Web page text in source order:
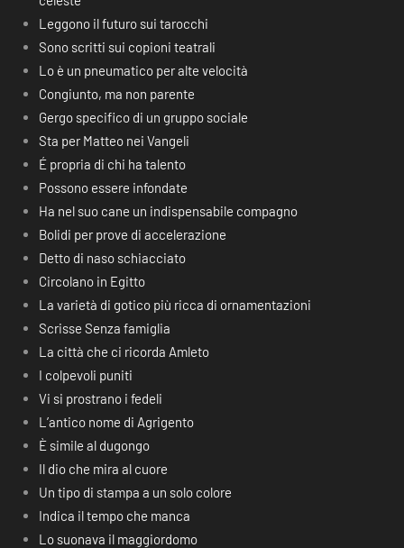
Leggono il futuro sui tarocchi
Sono scritti sui copioni teatrali
Lo è un pneumatico per alte velocità
Congiunto, ma non parente
Gergo specifico di un gruppo sociale
Sta per Matteo nei Vangeli
É propria di chi ha talento
Possono essere infondate
Ha nel suo cane un indispensabile compagno
Bolidi per prove di accelerazione
Detto di naso schiacciato
Circolano in Egitto
La varietà di gotico più ricca di ornamentazioni
Scrisse Senza famiglia
La città che ci ricorda Amleto
I colpevoli puniti
Vi si prostrano i fedeli
L’antico nome di Agrigento
È simile al dugongo
Il dio che mira al cuore
Un tipo di stampa a un solo colore
Indica il tempo che manca
Lo suonava il maggiordomo